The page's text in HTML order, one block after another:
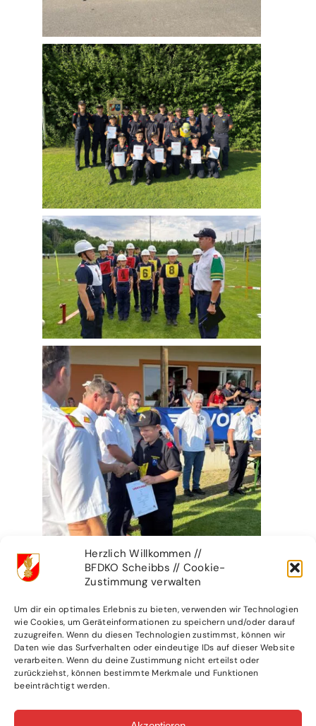
Herzlich Willkommen //
BFDKO Scheibbs // Cookie-
Zustimmung verwalten
Um dir ein optimales Erlebnis zu bieten, verwenden wir Technologien
wie Cookies, um Geräteinformationen zu speichern und/oder darauf
zuzugreifen. Wenn du diesen Technologien zustimmst, können wir
Daten wie das Surfverhalten oder eindeutige IDs auf dieser Website
verarbeiten. Wenn du deine Zustimmung nicht erteilst oder
zurückziehst, können bestimmte Merkmale und Funktionen
beeinträchtigt werden.